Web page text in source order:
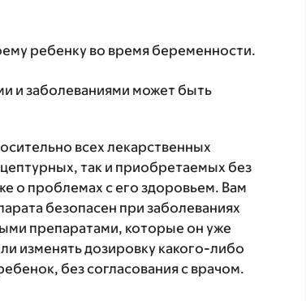
ребенку во время беременности.
и заболеваниями может быть
всех лекарственных
так и приобретаемых без
о проблемах с его здоровьем. Вам
безопасен при заболеваниях
препаратами, которые он уже
изменять дозировку какого-либо
без согласования с врачом.